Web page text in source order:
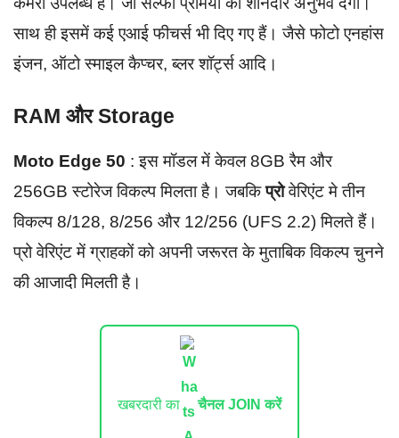
साथ ही इसमें कई एआई फीचर्स भी दिए गए हैं। जैसे फोटो एनहांस
इंजन, ऑटो स्माइल कैप्चर, ब्लर शॉर्ट्स आदि।
RAM और Storage
Moto Edge 50 : इस मॉडल में केवल 8GB रैम और
256GB स्टोरेज विकल्प मिलता है। जबकिप्रोवेरिएंट मे तीन
विकल्प 8/128, 8/256 और 12/256 (UFS 2.2) मिलते हैं।
प्रो वेरिएंट में ग्राहकों को अपनी जरूरत के मुताबिक विकल्प चुनने
की आजादी मिलती है।
खबरदारी का चैनल JOIN करें